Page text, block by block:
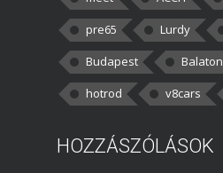
pre65
Lurdy
Budapest
Balaton
hotrod
v8cars
HOZZÁSZÓLÁSOK